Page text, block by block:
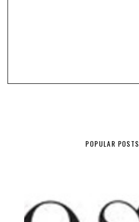
POPULAR POSTS